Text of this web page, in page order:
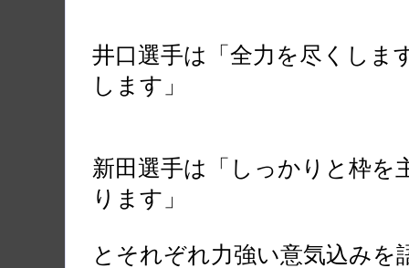
井口選手は「全力を尽くしま
します」
新田選手は「しっかりと枠を
ります」
とそれぞれ力強い意気込みを